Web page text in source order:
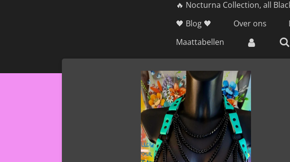
🔥 Nocturna Collection, all
🖤 Blog 🖤
Over ons
Maattabellen